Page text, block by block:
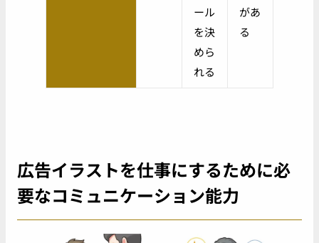
ール
を決
めら
れる
があ
る
広告イラストを仕事にするために必
要なコミュニケーション能力